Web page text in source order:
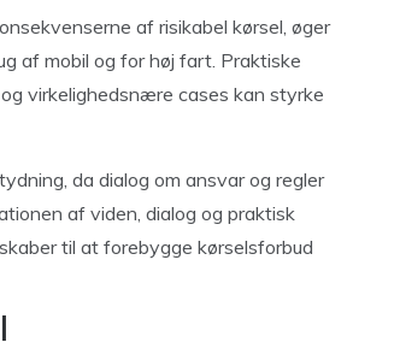
af risikabel kørsel, øger
af mobil og for høj fart. Praktiske
virkelighedsnære cases kan styrke
da dialog om ansvar og regler
af viden, dialog og praktisk
til at forebygge kørselsforbud